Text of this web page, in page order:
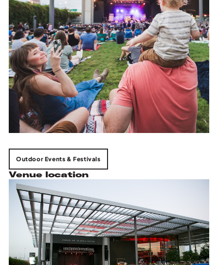
Outdoor Events & Festivals
Venue location